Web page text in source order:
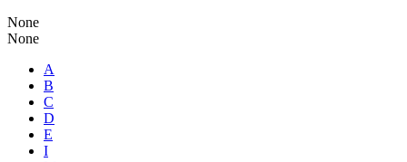
None
None
A
B
C
D
E
I